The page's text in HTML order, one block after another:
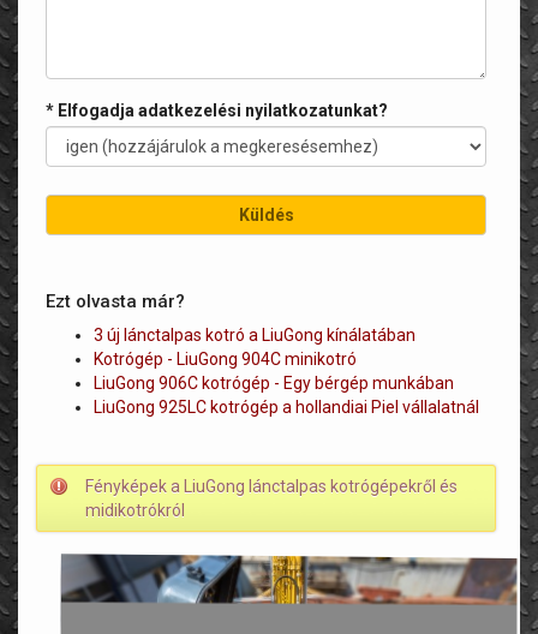
* Elfogadja adatkezelési nyilatkozatunkat?
Ezt olvasta már?
3 új lánctalpas kotró a LiuGong kínálatában
Kotrógép - LiuGong 904C minikotró
LiuGong 906C kotrógép - Egy bérgép munkában
LiuGong 925LC kotrógép a hollandiai Piel vállalatnál
Fényképek a LiuGong lánctalpas kotrógépekről és
midikotrókról